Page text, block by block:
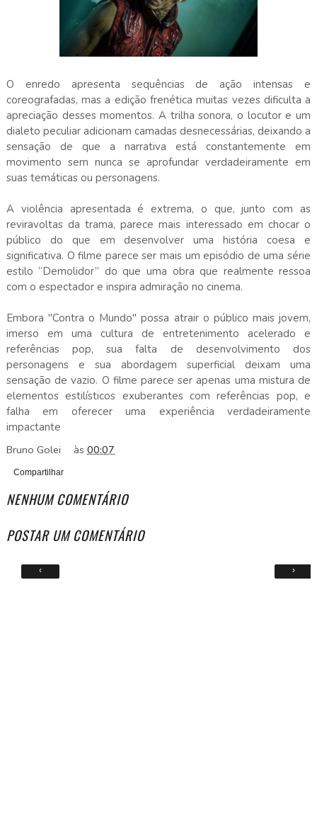
O enredo apresenta sequências de ação intensas e
coreografadas, mas a edição frenética muitas vezes dificulta a
apreciação desses momentos. A trilha sonora, o locutor e um
dialeto peculiar adicionam camadas desnecessárias, deixando a
sensação de que a narrativa está constantemente em
movimento sem nunca se aprofundar verdadeiramente em
suas temáticas ou personagens.
A violência apresentada é extrema, o que, junto com as
reviravoltas da trama, parece mais interessado em chocar o
público do que em desenvolver uma história coesa e
significativa. O filme parece ser mais um episódio de uma série
estilo “Demolidor” do que uma obra que realmente ressoa
com o espectador e inspira admiração no cinema.
Embora "Contra o Mundo" possa atrair o público mais jovem,
imerso em uma cultura de entretenimento acelerado e
referências pop, sua falta de desenvolvimento dos
personagens e sua abordagem superficial deixam uma
sensação de vazio. O filme parece ser apenas uma mistura de
elementos estilísticos exuberantes com referências pop, e
falha em oferecer uma experiência verdadeiramente
impactante
Bruno Golei
às00:07
Compartilhar
NENHUM COMENTÁRIO
POSTAR UM COMENTÁRIO
‹ ›